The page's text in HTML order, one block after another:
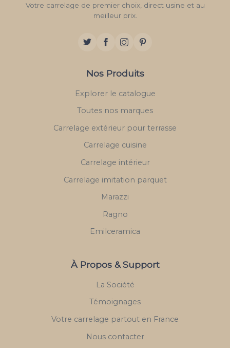
Votre carrelage de premier choix, direct usine et au
meilleur prix.
Nos Produits
Explorer le catalogue
Toutes nos marques
Carrelage extérieur pour terrasse
Carrelage cuisine
Carrelage intérieur
Carrelage imitation parquet
Marazzi
Ragno
Emilceramica
À Propos & Support
La Société
Témoignages
Votre carrelage partout en France
Nous contacter